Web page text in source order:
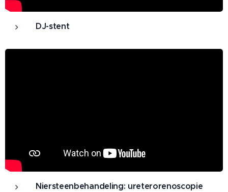
DJ-stent
Niersteenbehandeling: ureterorenoscopie